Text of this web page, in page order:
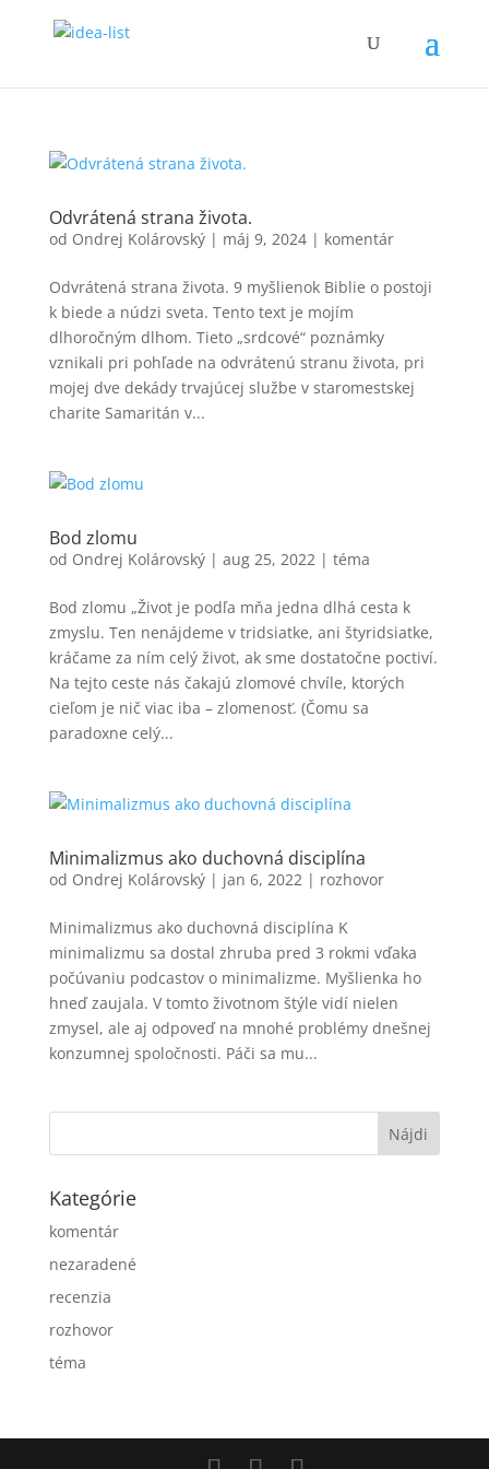
Odvrátená strana života.
od Ondrej Kolárovský| máj 9, 2024| komentár
Odvrátená strana života. 9 myšlienok Biblie o postoji
k biede a núdzi sveta. Tento text je mojím
dlhoročným dlhom. Tieto „srdcové“ poznámky
vznikali pri pohľade na odvrátenú stranu života, pri
mojej dve dekády trvajúcej službe v staromestskej
charite Samaritán v...
Bod zlomu
od Ondrej Kolárovský| aug 25, 2022| téma
Bod zlomu „Život je podľa mňa jedna dlhá cesta k
zmyslu. Ten nenájdeme v tridsiatke, ani štyridsiatke,
kráčame za ním celý život, ak sme dostatočne poctiví.
Na tejto ceste nás čakajú zlomové chvíle, ktorých
cieľom je nič viac iba – zlomenosť. (Čomu sa
paradoxne celý...
Minimalizmus ako duchovná disciplína
od Ondrej Kolárovský| jan 6, 2022| rozhovor
Minimalizmus ako duchovná disciplína K
minimalizmu sa dostal zhruba pred 3 rokmi vďaka
počúvaniu podcastov o minimalizme. Myšlienka ho
hneď zaujala. V tomto životnom štýle vidí nielen
zmysel, ale aj odpoveď na mnohé problémy dnešnej
konzumnej spoločnosti. Páči sa mu...
Kategórie
komentár
nezaradené
recenzia
rozhovor
téma